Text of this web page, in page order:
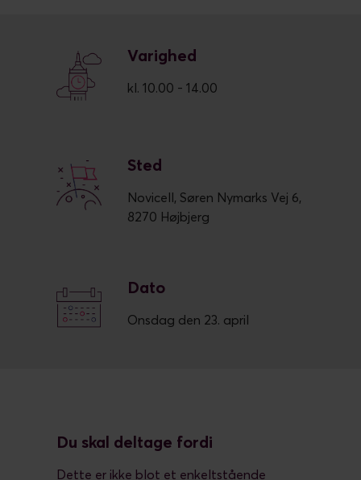
Varighed
kl. 10.00 - 14.00
Sted
Novicell, Søren Nymarks Vej 6,
8270 Højbjerg
Dato
Onsdag den 23. april
Du skal deltage fordi
Dette er ikke blot et enkeltstående